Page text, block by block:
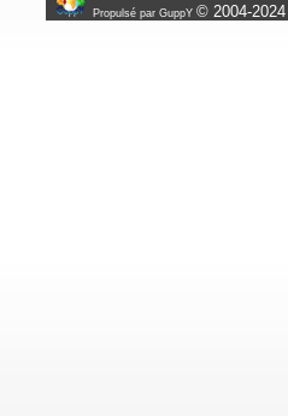
Propulsé par GuppY© 2004-2024